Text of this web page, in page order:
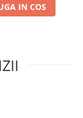
IN COS